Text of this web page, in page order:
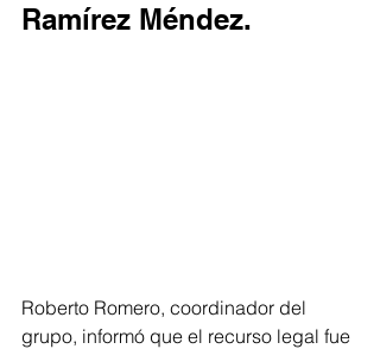
Ramírez Méndez.
Roberto Romero, coordinador del
grupo, informó que el recurso legal fue